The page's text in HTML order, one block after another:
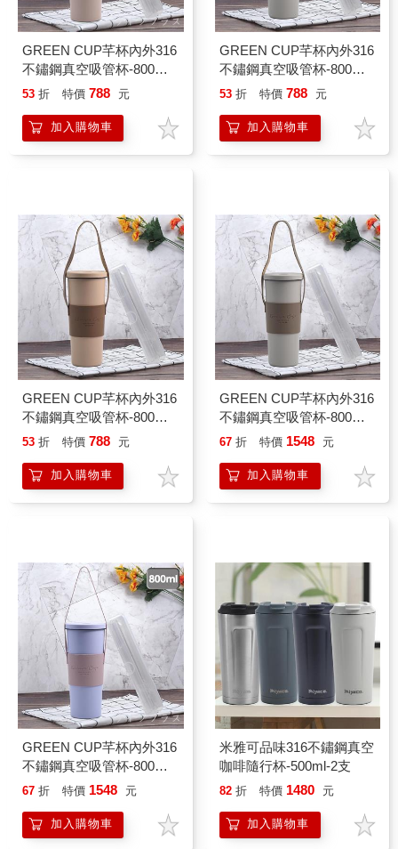
GREEN CUP芊杯內外316
不鏽鋼真空吸管杯-800ml-
經典奶茶色-贈送皮革杯套
53 折 特價 788 元
加入購物車
GREEN CUP芊杯內外316
不鏽鋼真空吸管杯-800ml-
大象淺灰-贈送皮革杯套
53 折 特價 788 元
加入購物車
GREEN CUP芊杯內外316
不鏽鋼真空吸管杯-800ml-
焦糖布丁-贈送皮革杯套
53 折 特價 788 元
加入購物車
GREEN CUP芊杯內外316
不鏽鋼真空吸管杯-800ml-
大象淺灰/焦糖布丁-贈送皮
67 折 特價 1548 元
加入購物車
GREEN CUP芊杯內外316
不鏽鋼真空吸管杯-800ml-
贈送皮革杯套+吸管組-2支
67 折 特價 1548 元
加入購物車
米雅可品味316不鏽鋼真空
咖啡隨行杯-500ml-2支
82 折 特價 1480 元
加入購物車